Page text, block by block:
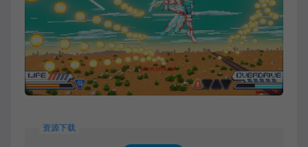
资源下载